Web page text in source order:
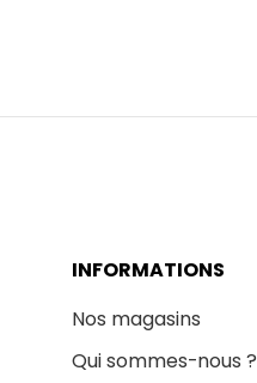
INFORMATIONS
Nos magasins
Qui sommes-nous ?